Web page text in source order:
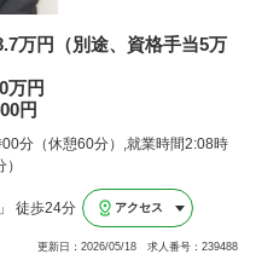
万円（別途、資格手当5万
万円
円
分（休憩60分）,就業時間2:08時
徒歩24分 アクセス
更新日：2026/05/18 求人番号：239488